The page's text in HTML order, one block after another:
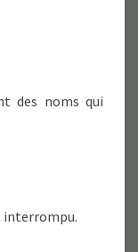
des noms qui
interrompu.